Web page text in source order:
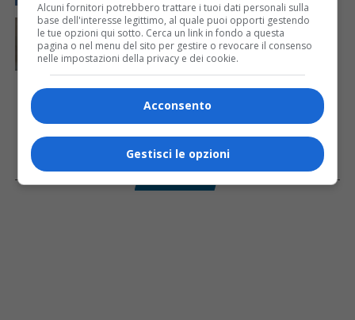
CRONACA & ATTUALITÀ 4 giorni fa
Mattia Ranghetti morto dopo l’infortunio alle
Ferriere Nord, i sindacati: «Tragedia inaccettabile»
Alcuni fornitori potrebbero trattare i tuoi dati personali sulla
base dell'interesse legittimo, al quale puoi opporti gestendo
le tue opzioni qui sotto. Cerca un link in fondo a questa
pagina o nel menu del sito per gestire o revocare il consenso
nelle impostazioni della privacy e dei cookie.
Acconsento
Gestisci le opzioni